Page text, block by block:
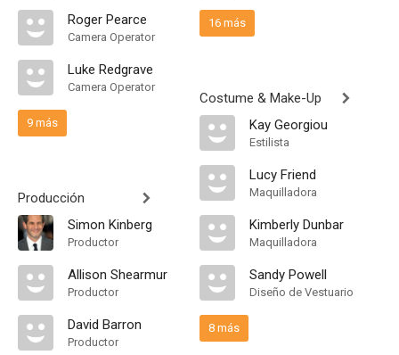
Roger Pearce
Camera Operator
Luke Redgrave
Camera Operator
9 más
Producción
Simon Kinberg
Productor
Allison Shearmur
Productor
David Barron
Productor
16 más
Costume & Make-Up
Kay Georgiou
Estilista
Lucy Friend
Maquilladora
Kimberly Dunbar
Maquilladora
Sandy Powell
Diseño de Vestuario
8 más